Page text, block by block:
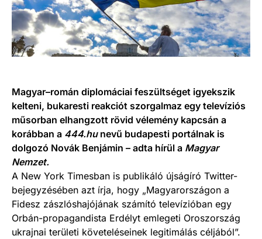
Magyar–román diplomáciai feszültséget igyekszik
kelteni, bukaresti reakciót szorgalmaz egy televíziós
műsorban elhangzott rövid vélemény kapcsán a
korábban a 444.hunevű budapesti portálnak is
dolgozó Novák Benjámin – adta hírül a Magyar
Nemzet.
A New York Timesban is publikáló újságíró Twitter-
bejegyzésében azt írja, hogy „Magyarországon a
Fidesz zászlóshajójának számító televízióban egy
Orbán-propagandista Erdélyt emlegeti Oroszország
ukrajnai területi követeléseinek legitimálás céljából”.